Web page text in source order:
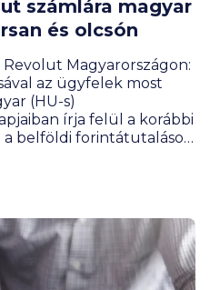
számlára magyar
és olcsón
Magyarországon:
az ügyfelek most
(HU-s)
írja felül a korábbi
a belföldi forintátutalások
új díjak is
költségeket.